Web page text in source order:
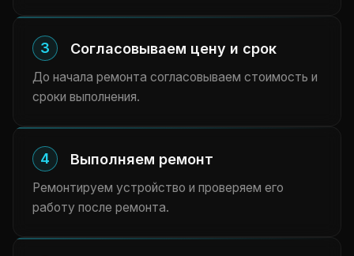
3 Согласовываем цену и срок
До начала ремонта согласовываем стоимость и
сроки выполнения.
4 Выполняем ремонт
Ремонтируем устройство и проверяем его
работу после ремонта.